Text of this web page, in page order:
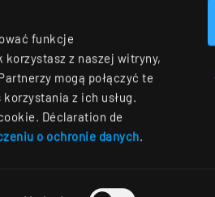
funkcje
z naszej witryny,
mogą połączyć te
z ich usług.
Déclaration de
o ochronie danych.